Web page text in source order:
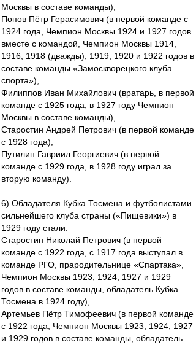
Москвы в составе команды),
Попов Пётр Герасимович (в первой команде с
1924 года, Чемпион Москвы 1924 и 1927 годов
вместе с командой, Чемпион Москвы 1914,
1916, 1918 (дважды), 1919, 1920 и 1922 годов в
составе команды «Замоскворецкого клуба
спорта»),
Филиппов Иван Михайлович (вратарь, в первой
команде с 1925 года, в 1927 году Чемпион
Москвы в составе команды),
Старостин Андрей Петрович (в первой команде
с 1928 года),
Путилин Гавриил Георгиевич (в первой
команде с 1929 года, в 1928 году играл за
вторую команду).
6) Обладателя Кубка Тосмена и футболистами
сильнейшего клуба страны («Пищевики») в
1929 году стали:
Старостин Николай Петрович (в первой
команде с 1922 года, с 1917 года выступал в
команде РГО, прародительнице «Спартака»,
Чемпион Москвы 1923, 1924, 1927 и 1929
годов в составе команды, обладатель Кубка
Тосмена в 1924 году),
Артемьев Пётр Тимофеевич (в первой команде
с 1922 года, Чемпион Москвы 1923, 1924, 1927
и 1929 годов в составе команды, обладатель